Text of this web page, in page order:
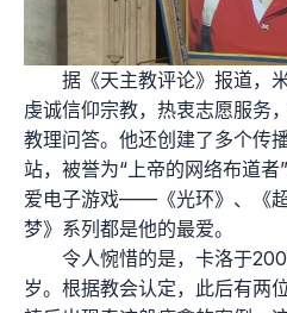
据《天主教评论》报道，
虔诚信仰宗教，热衷志愿服务
教理问答。他还创建了多个传
站，被誉为“上帝的网络布道
爱电子游戏——《光环》、《
梦》系列都是他的最爱。
令人惋惜的是，卡洛于
岁。根据教会认定，此后有两